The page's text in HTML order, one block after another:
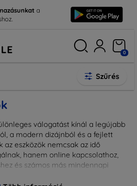
a
0
Szűrés
válogatást kínál a legújabb
a modern dizájnból és a fejlett
az eszközök nemcsak az idő
hanem online kapcsolathoz,
és számos más mindennapi